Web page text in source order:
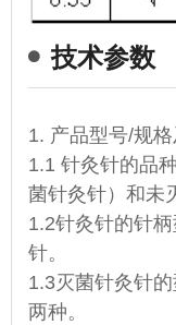
技术参数
1. 产品型号/规
1.1 针灸针的品
菌针灸针）和未
1.2针灸针的针
针。
1.3灭菌针灸针
两种。